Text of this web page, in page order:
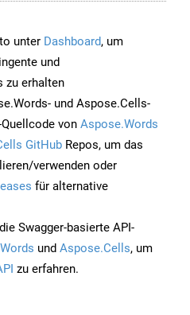
unter Dashboard, um
und
zu erhalten
und Aspose.Cells-
von Aspose.Words
GitHub Repos, um das
verwenden oder
für alternative
Swagger-basierte API-
und Aspose.Cells, um
zu erfahren.